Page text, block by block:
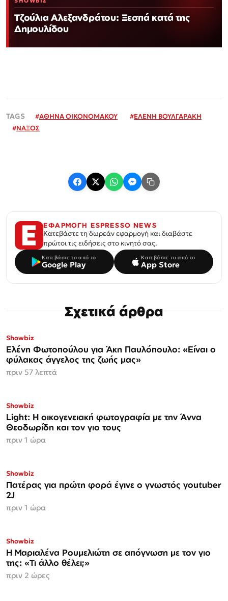
Τζούλια Αλεξανδράτου: Ξεσπά κατά της
Δημουλίδου
#ΑΘΗΝΑ ΟΙΚΟΝΟΜΑΚΟΥ #ΕΛΕΝΗ ΒΟΥΛΓΑΡΑΚΗ
#ΝΑΞΟΣ
ΕΦΑΡΜΟΓΗ ESPRESSO NEWS
Κατεβάστε τη δωρεάν εφαρμογή και διαβάστε
πρώτοι τις ειδήσεις στο κινητό σας.
Κατεβάστε το από το
Google Play
Κατεβάστε το από το
App Store
Σχετικά άρθρα
Showbiz
Ελένη Φωτοπούλου για Άκη Παυλόπουλο: «Είναι ο
φύλακας άγγελος της ζωής μας»
πριν 57 λεπτά
Showbiz
Light: Η οικογενειακή φωτογραφία με την Άννα
Θεοδωρίδη και τον γιο τους
πριν 1 ώρα
Showbiz
Πατέρας για πρώτη φορά έγινε ο γνωστός youtuber
2J
πριν 1 ώρα
Showbiz
H Μαριαλένα Ρουμελιώτη σε απόγνωση με τον γιο
της: «Τι άλλο θέλει;»
πριν 2 ώρες